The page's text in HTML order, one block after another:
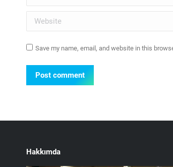
Website
Save my name, email, and website in this
Post comment
Hakkımda